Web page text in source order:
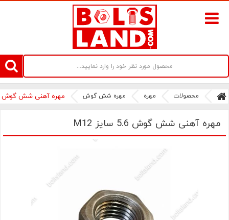
سامانه آنلاین فروش پیچ و مهره های صنعتی بولتز لند | سرزمین پیچ
محصولات مهره مهره شش گوش مهره آهنی شش گوش 5.6 سایز M12
مهره آهنی شش گوش 5.6 سایز M12